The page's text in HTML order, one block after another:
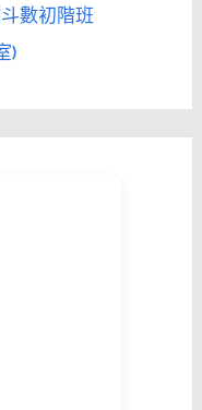
數初階班
)